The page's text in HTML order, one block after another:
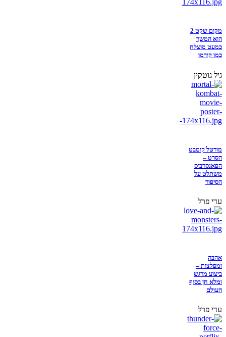
מקום שקט 2
הוא המשך
כמעט מוצלח
כמו קודמו
גיל גוטקין
מורטל קומבט
הסרט –
הפאנסרביס
משתלט על
הסיפור
עדי פרל
אהבה
ומפלצות –
ביצוע מרגש
ומלא חן בסוף
העולם
עדי פרל